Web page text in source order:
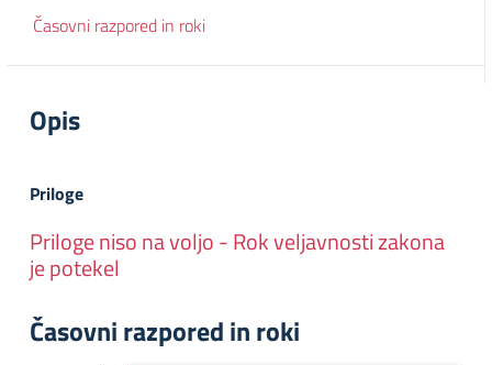
Časovni razpored in roki
Opis
Priloge
Priloge niso na voljo - Rok veljavnosti zakona
je potekel
Časovni razpored in roki